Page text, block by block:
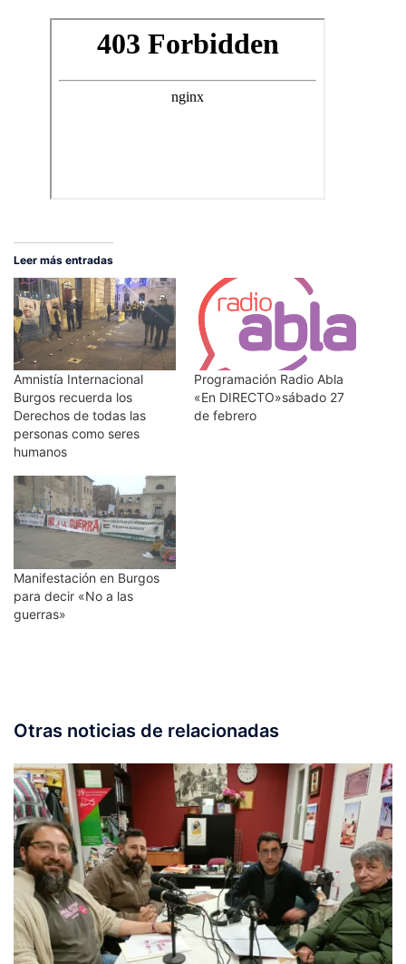
Leer más entradas
Amnistía Internacional
Burgos recuerda los
Derechos de todas las
personas como seres
humanos
Programación Radio Abla
«En DIRECTO»sábado 27
de febrero
Manifestación en Burgos
para decir «No a las
guerras»
Otras noticias de relacionadas